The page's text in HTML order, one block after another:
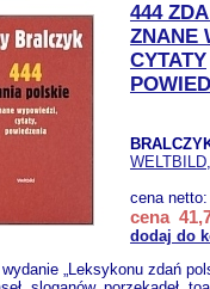
444
ZNANE
CYTATY
WELTBILD
cena
cena
dodaj do
„Leksykonu zdań